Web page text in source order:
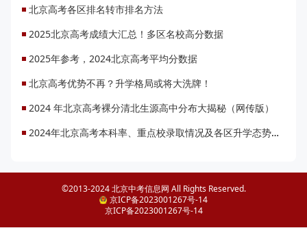
北京高考各区排名转市排名方法
2025北京高考成绩大汇总！多区名校高分数据
2025年参考，2024北京高考平均分数据
北京高考优势不再？升学格局或将大洗牌！
2024 年北京高考裸分清北生源高中分布大揭秘（网传版）
2024年北京高考本科率、重点校录取情况及各区升学态势解读
©2013-2024 北京中考信息网 All Rights Reserved.
京ICP备2023001267号-14
京ICP备2023001267号-14